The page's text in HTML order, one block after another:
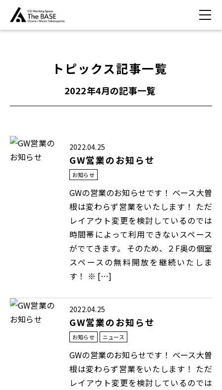
トピックス記事一覧
2022年4月の記事一覧
2022.04.25
GW営業のお知らせ
お知らせ
GWの営業のお知らせです！ ベース大曽
根は変わらず営業をいたします！ ただ
レイアウト変更を検討しているのでは
時間帯によって利用できないスペース
がでてきます。 そのため、２F奥の個室
スペースの無料開放を継続いたしま
す！ ※ […]
2022.04.25
GW営業のお知らせ
お知らせ ニュース
GWの営業のお知らせです！ ベース大曽
根は変わらず営業をいたします！ ただ
レイアウト変更を検討しているのでは